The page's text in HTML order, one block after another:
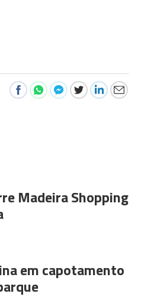
Madeira Shopping
em capotamento